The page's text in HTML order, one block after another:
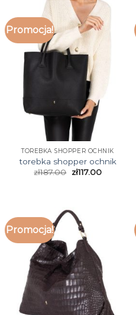
Promocja!
TOREBKA SHOPPER OCHNIK
torebka shopper ochnik
zł187.00 zł117.00
Promocja!